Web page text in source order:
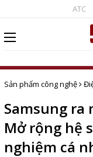
ATC
Sản phẩm công nghệ
Samsung ra
Mở rộng hệ
nghiệm cá